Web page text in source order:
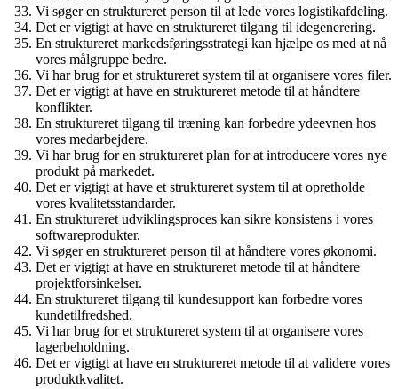
Vi søger en struktureret person til at lede vores logistikafdeling.
Det er vigtigt at have en struktureret tilgang til idegenerering.
En struktureret markedsføringsstrategi kan hjælpe os med at nå
vores målgruppe bedre.
Vi har brug for et struktureret system til at organisere vores filer.
Det er vigtigt at have en struktureret metode til at håndtere
konflikter.
En struktureret tilgang til træning kan forbedre ydeevnen hos
vores medarbejdere.
Vi har brug for en struktureret plan for at introducere vores nye
produkt på markedet.
Det er vigtigt at have et struktureret system til at opretholde
vores kvalitetsstandarder.
En struktureret udviklingsproces kan sikre konsistens i vores
softwareprodukter.
Vi søger en struktureret person til at håndtere vores økonomi.
Det er vigtigt at have en struktureret metode til at håndtere
projektforsinkelser.
En struktureret tilgang til kundesupport kan forbedre vores
kundetilfredshed.
Vi har brug for et struktureret system til at organisere vores
lagerbeholdning.
Det er vigtigt at have en struktureret metode til at validere vores
produktkvalitet.